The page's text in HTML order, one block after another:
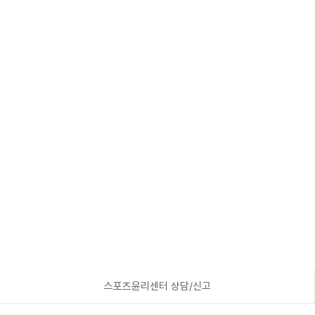
스포츠윤리센터 상담/신고